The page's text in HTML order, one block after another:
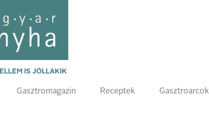
IS JÓLLAKIK
Gasztromagazin Receptek Gasztroarcok